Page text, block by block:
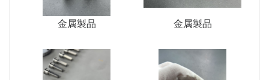
金属製品 金属製品